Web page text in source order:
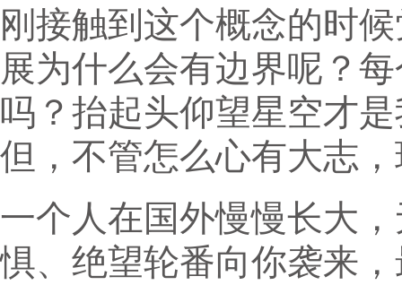
刚接触到这个概念的时
展为什么会有边界呢？
吗？抬起头仰望星空才
但，不管怎么心有大志
一个人在国外慢慢长大
惧、绝望轮番向你袭来